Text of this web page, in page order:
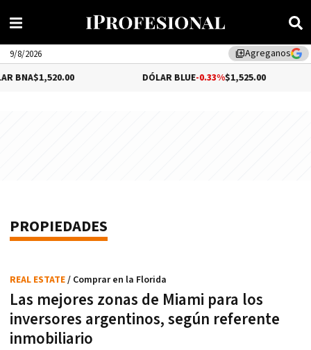
library_addAgreganos
9/8/2026
$1,520.00 DÓLAR BLUE-0.33%$1,525.00
PROPIEDADES
Las mejores zonas de Miami para los
inversores argentinos, según referente
inmobiliario
REAL ESTATE/ Comprar en la Florida